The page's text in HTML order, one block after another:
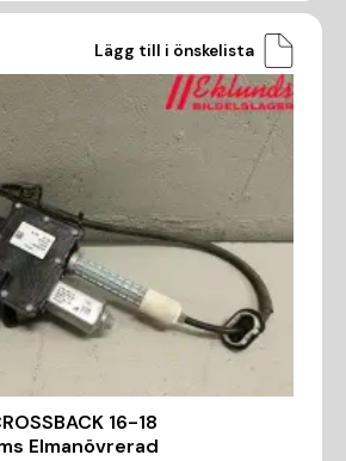
Lägg till i önskelista
16-18
Elmanövrerad